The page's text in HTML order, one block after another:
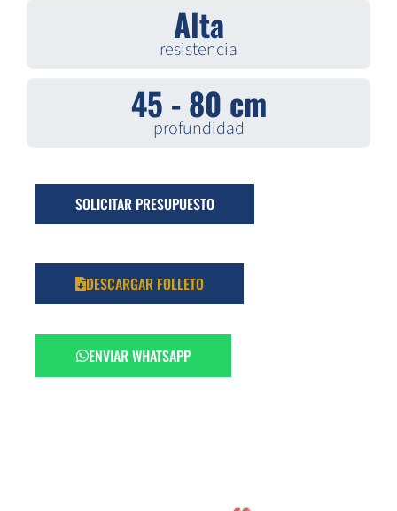
Alta
resistencia
45 - 80 cm
profundidad
SOLICITAR PRESUPUESTO
DESCARGAR FOLLETO
ENVIAR WHATSAPP